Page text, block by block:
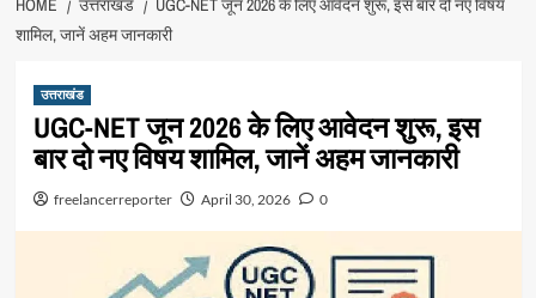
HOME उत्तराखंड
UGC-NET जून 2026 के लिए आवेदन शुरू, इस बार दो नए विषय
शामिल, जानें अहम जानकारी
उत्तराखंड
UGC-NET जून 2026 के लिए आवेदन शुरू, इस
बार दो नए विषय शामिल, जानें अहम जानकारी
freelancerreporter April 30, 2026 0